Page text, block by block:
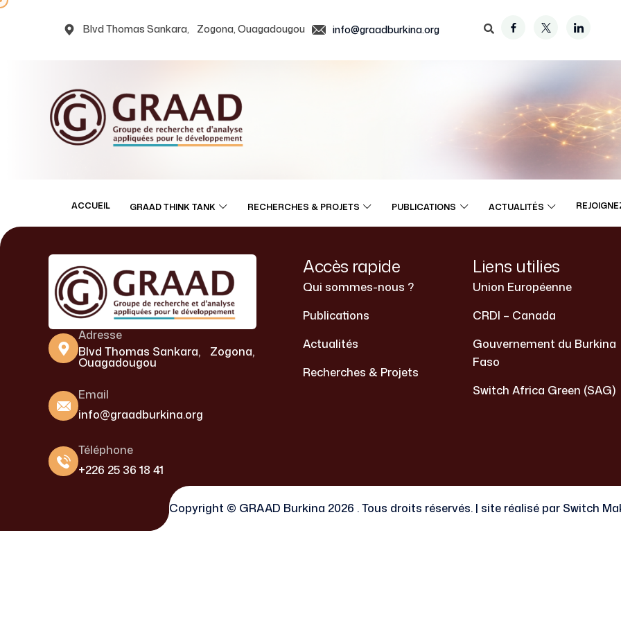
Blvd Thomas Sankara, Zogona, Ouagadougou info@graadburkina.org
ACCUEIL GRAAD THINK TANK RECHERCHES & PROJETS PUBLICATIONS ACTUALITÉS
Adresse
Blvd Thomas Sankara, Zogona,
Ouagadougou
Email
info@graadburkina.org
Téléphone
+226 25 36 18 41
Accès rapide
Qui sommes-nous ?
Publications
Actualités
Recherches & Projets
Liens utilies
Union Européenne
CRDI – Canada
Gouvernement du Burkina
Faso
Switch Africa Green (SAG)
Copyright © GRAAD Burkina 2026 . Tous droits réservés. | site réalisé par Switch